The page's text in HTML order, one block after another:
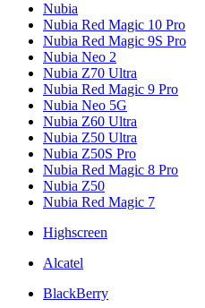
Nubia
Nubia Red Magic 10 Pro
Nubia Red Magic 9S Pro
Nubia Neo 2
Nubia Z70 Ultra
Nubia Red Magic 9 Pro
Nubia Neo 5G
Nubia Z60 Ultra
Nubia Z50 Ultra
Nubia Z50S Pro
Nubia Red Magic 8 Pro
Nubia Z50
Nubia Red Magic 7
Highscreen
Alcatel
BlackBerry